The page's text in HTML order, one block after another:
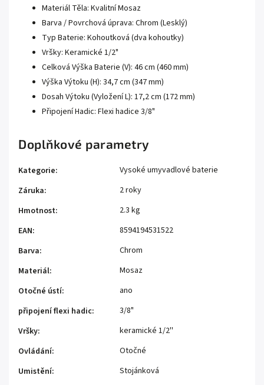
Materiál Těla: Kvalitní Mosaz
Barva / Povrchová úprava: Chrom (Lesklý)
Typ Baterie: Kohoutková (dva kohoutky)
Vršky: Keramické 1/2"
Celková Výška Baterie (V): 46 cm (460 mm)
Výška Výtoku (H): 34,7 cm (347 mm)
Dosah Výtoku (Vyložení L): 17,2 cm (172 mm)
Připojení Hadic: Flexi hadice 3/8"
Doplňkové parametry
Kategorie:
Vysoké umyvadlové baterie
Záruka:
2 roky
Hmotnost:
2.3 kg
EAN:
8594194531522
Barva:
Chrom
Materiál:
Mosaz
Otočné ústí:
ano
připojení flexi hadic:
3/8"
Vršky:
keramické 1/2''
Ovládání:
Otočné
Umistění: Stojánková